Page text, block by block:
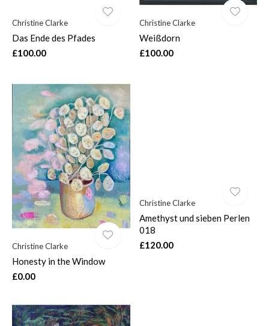
Christine Clarke
Das Ende des Pfades
£100.00
Christine Clarke
Weißdorn
£100.00
Christine Clarke
Honesty in the Window
£0.00
Christine Clarke
Amethyst und sieben Perlen
018
£120.00